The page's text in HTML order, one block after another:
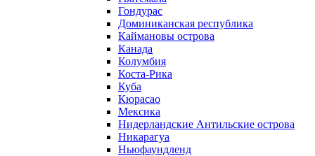
Гондурас
Доминиканская республика
Каймановы острова
Канада
Колумбия
Коста-Рика
Куба
Кюрасао
Мексика
Нидерландские Антильские острова
Никарагуа
Ньюфаундленд